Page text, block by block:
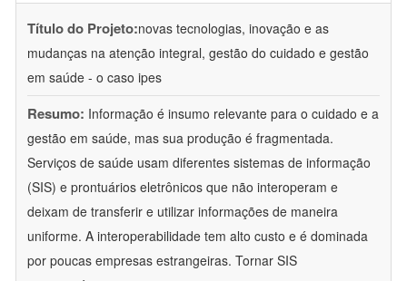
Título do Projeto:novas tecnologias, inovação e as
mudanças na atenção integral, gestão do cuidado e gestão
em saúde - o caso ipes
Resumo: Informação é insumo relevante para o cuidado e a
gestão em saúde, mas sua produção é fragmentada.
Serviços de saúde usam diferentes sistemas de informação
(SIS) e prontuários eletrônicos que não interoperam e
deixam de transferir e utilizar informações de maneira
uniforme. A interoperabilidade tem alto custo e é dominada
por poucas empresas estrangeiras. Tornar SIS